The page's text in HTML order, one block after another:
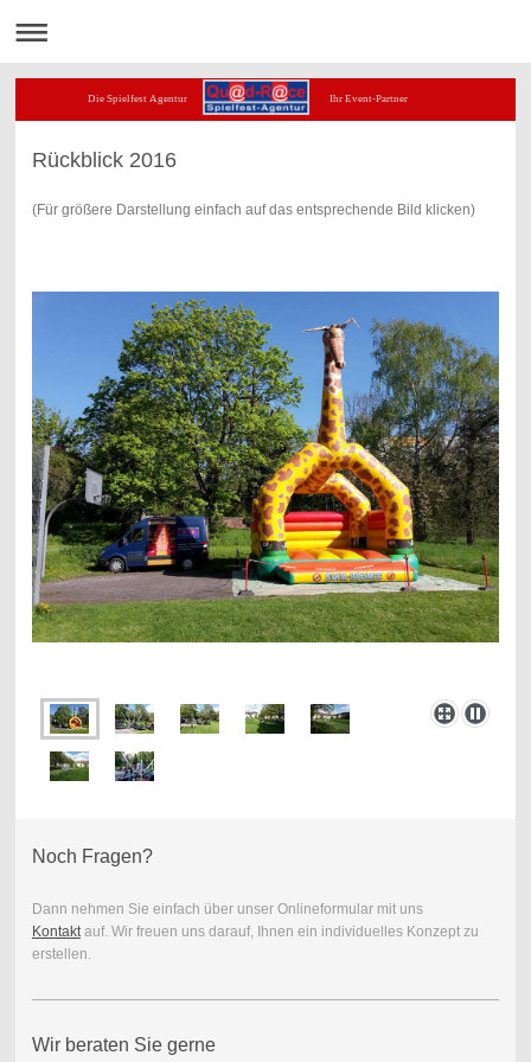
Die Spielfest Agentur Ihr Event-Partner
Rückblick 2016
(Für größere Darstellung einfach auf das entsprechende Bild klicken)
Noch Fragen?
Dann nehmen Sie einfach über unser Onlineformular mit uns
Kontaktauf. Wir freuen uns darauf, Ihnen ein individuelles Konzept zu
erstellen.
Wir beraten Sie gerne